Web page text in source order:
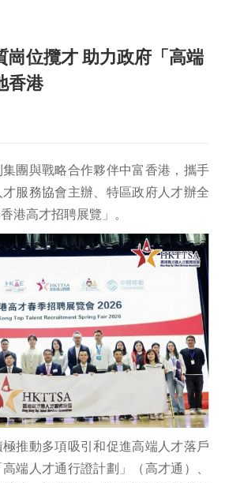
崗位攬才 助力政府「高端
香港
集團與戰略合作夥伴中富香港，攜手
服務協會主辦、特區政府人才辦全
港高才招聘展覽」。
推動多項吸引和促進高端人才落戶
端人才通行證計劃」（高才通）、